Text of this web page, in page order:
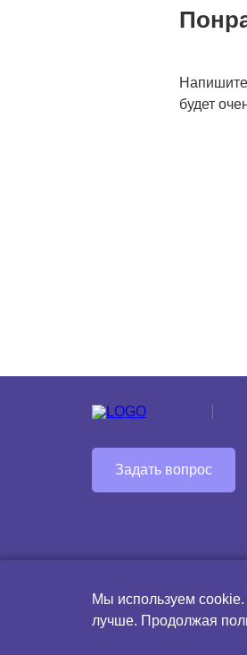
Напишите
будет
Задать вопрос
Правила продажи и
Мы используем cookie.
лучше. Продолжая